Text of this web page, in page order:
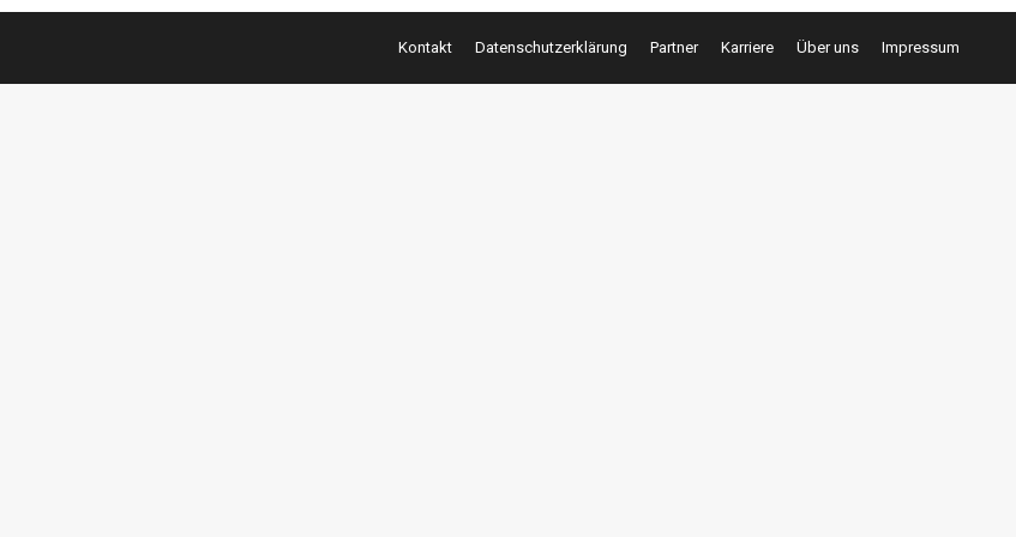
Kontakt Datenschutzerklärung Partner Karriere Über uns Impressum